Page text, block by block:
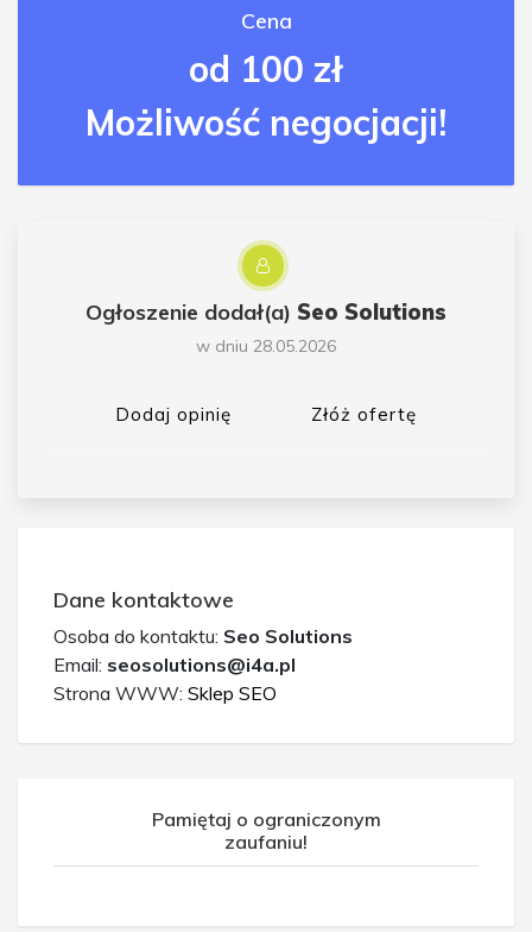
Cena
od 100 zł
Możliwość negocjacji!
Ogłoszenie dodał(a) Seo Solutions
w dniu 28.05.2026
Dodaj opinię Złóż ofertę
Dane kontaktowe
Osoba do kontaktu: Seo Solutions
Email: seosolutions@i4a.pl
Strona WWW: Sklep SEO
Pamiętaj o ograniczonym
zaufaniu!